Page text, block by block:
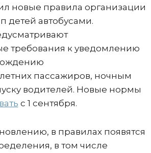
новые правила организации
детей автобусами.
требования к уведомлению
пассажиров, ночным
водителей. Новые нормы
с 1 сентября.
в правилах появятся
в том числе